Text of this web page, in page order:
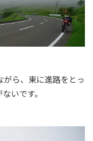
ら、東に進路をとっ
いです。